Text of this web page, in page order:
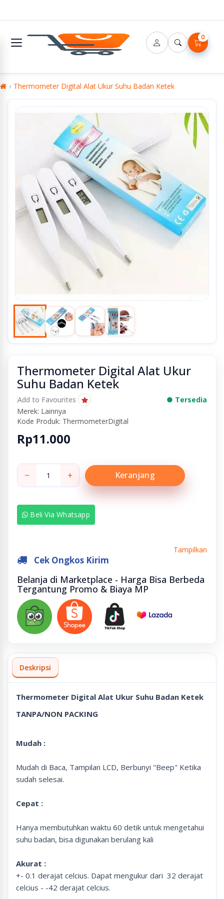
0
Thermometer Digital Alat Ukur Suhu Badan Ketek
Thermometer Digital Alat Ukur
Suhu Badan Ketek
Add to Favourites
● Tersedia
Merek: Lainnya
Kode Produk: ThermometerDigital
Rp11.000
− + Keranjang
Beli Via Whatsapp
Cek Ongkos Kirim
Tampilkan
Belanja di Marketplace - Harga Bisa Berbeda
Tergantung Promo & Biaya MP
Deskripsi
Thermometer Digital Alat Ukur Suhu Badan Ketek
TANPA/NON PACKING
Mudah :
Mudah di Baca, Tampilan LCD, Berbunyi "Beep" Ketika
sudah selesai.
Cepat :
Hanya membutuhkan waktu 60 detik untuk mengetahui
suhu badan, bisa digunakan berulang kali
Akurat :
+- 0.1 derajat celcius. Dapat mengukur dari 32 derajat
celcius - -42 derajat celcius.